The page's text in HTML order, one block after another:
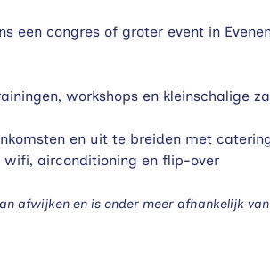
een congres of groter event in
workshops en kleinschalige
en uit te breiden met
wifi, airconditioning en flip-over
afwijken en is onder meer afhankelijk